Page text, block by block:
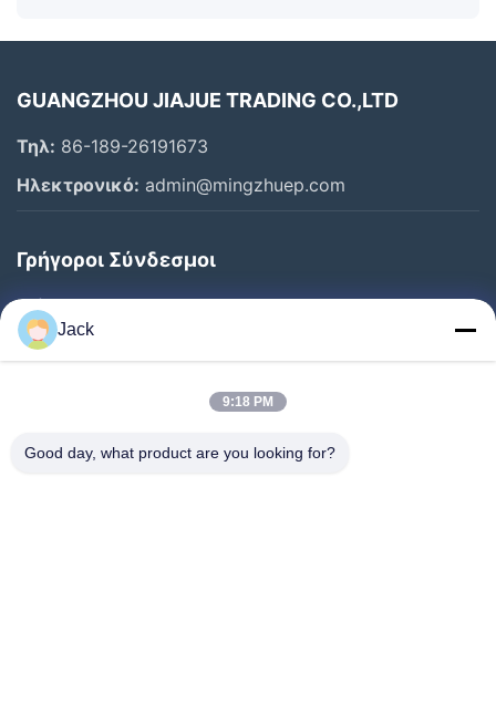
GUANGZHOU JIAJUE TRADING CO.,LTD
Τηλ: 86-189-26191673
Ηλεκτρονικό: admin@mingzhuep.com
Γρήγοροι Σύνδεσμοι
Σπίτι
Προϊόντα
Έλεγχος Ποιότητας
Jack
9:18 PM
Good day, what product are you looking for?